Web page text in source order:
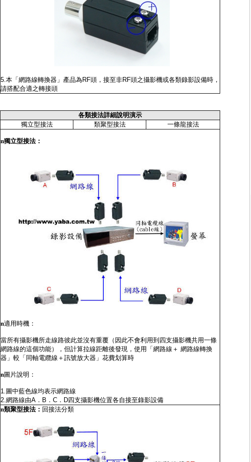
5.本「網路線轉換器」產品為RF頭，接至非RF頭之攝影機或各類錄影設備時，
請搭配合適之轉接頭
各類接法詳細說明演示
獨立型接法
類聚型接法 一條龍接法
n獨立型接法：
n適用時機：
當所有攝影機所走線路彼此並沒有重覆（因此不會利用到四支攝影機共用一條
網路線的這個功能），但計算拉線距離後發現，使用「網路線＋ 網路線轉換
器」較「同軸電纜線＋訊號放大器」花費划算時
n圖片說明：
1.圖中藍色線均表示網路線
2.網路線由A．B．C．D四支攝影機位置各自接至錄影設備
n類聚型接法： 回接法分類